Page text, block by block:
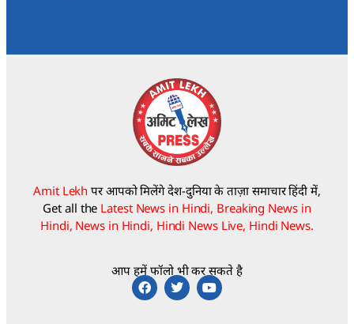
Amit Lekh पर आपको मिलेंगे देश-दुनिया के ताज़ा समाचार हिंदी में,
Get all the Latest News in Hindi, Breaking News in
Hindi, News in Hindi, Hindi News Live, Hindi News.
आप हमें फॉलो भी कर सकते है